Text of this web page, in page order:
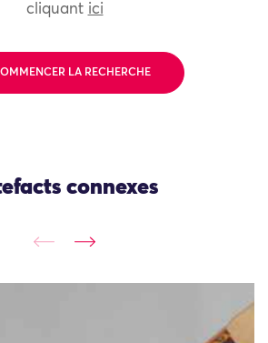
cliquant ici
LA RECHERCHE
connexes